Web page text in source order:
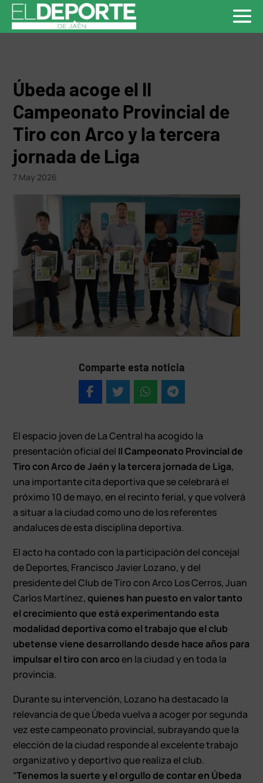
Úbeda acoge el II
Campeonato Provincial de
Tiro con Arco y la tercera
jornada de Liga
7 May 2026
Comparte esta noticia
El espacio joven de La Central ha acogido la
presentación oficial del II Campeonato Provincial de
Tiro con Arco de Jaén y la tercera jornada de Liga,
una importante cita deportiva que se celebrará el
próximo 10 de mayo, en el recinto ferial, y que volverá
a situar a la ciudad como uno de los referentes
andaluces de esta disciplina deportiva.
El acto ha contado con la participación del concejal
de Deportes, Francisco Javier Lozano, y del
presidente del Club de Tiro con Arco Los Cerros, Juan
Carlos Martínez,quienes han puesto en valor tanto
el crecimiento que está experimentando esta
modalidad deportiva como el trabajo que el club
ubetense viene desarrollando desde hace años para
impulsar el tiro con arcoen la ciudad y en toda la
provincia.
Durante su intervención, Lozano ha destacado la
relevancia de que Úbeda vuelva a acoger por segunda
vez este campeonato provincial, subrayando que la
elección de la ciudad responde al excelente trabajo
organizativo y deportivo que realiza el club.
“Tenemos la suerte y el orgullo de contar en Úbeda